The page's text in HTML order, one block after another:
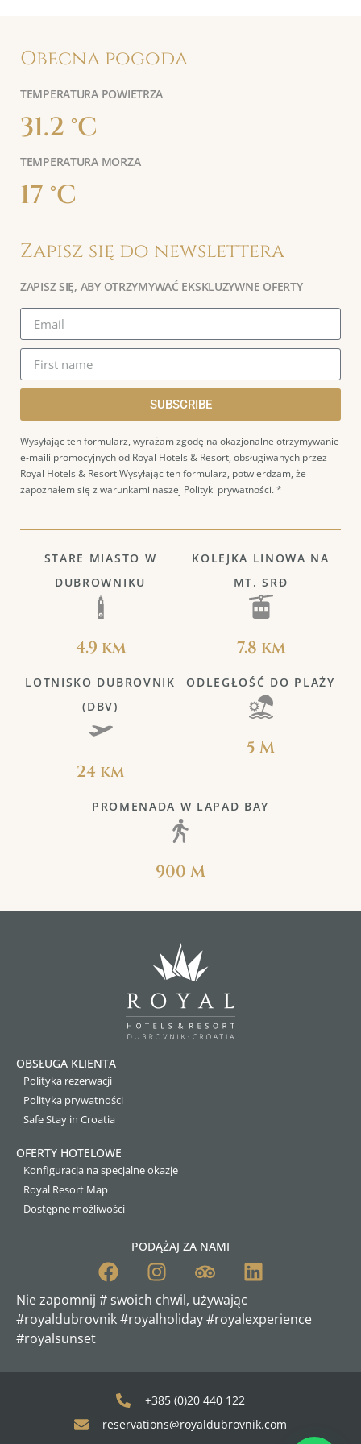
Obecna pogoda
TEMPERATURA POWIETRZA
31.2 °C
TEMPERATURA MORZA
17 °C
Zapisz się do newslettera
ZAPISZ SIĘ, ABY OTRZYMYWAĆ EKSKLUZYWNE OFERTY
SUBSCRIBE
Wysyłając ten formularz, wyrażam zgodę na okazjonalne otrzymywanie
e-maili promocyjnych od Royal Hotels & Resort, obsługiwanych przez
Royal Hotels & ResortWysyłając ten formularz, potwierdzam, że
zapoznałem się z warunkami naszej Polityki prywatności. *
STARE MIASTO W
DUBROWNIKU
4.9 km
KOLEJKA LINOWA NA
MT. SRĐ
7.8 km
LOTNISKO DUBROVNIK
(DBV)
24 km
ODLEGŁOŚĆ DO PLAŻY
5 M
PROMENADA W LAPAD BAY
900 M
OBSŁUGA KLIENTA
Polityka rezerwacji
Polityka prywatności
Safe Stay in Croatia
OFERTY HOTELOWE
Konfiguracja na specjalne okazje
Royal Resort Map
Dostępne możliwości
PODĄŻAJ ZA NAMI
Nie zapomnij # swoich chwil, używając
#royaldubrovnik #royalholiday#royalexperience
#royalsunset
+385 (0)20 440 122
reservations@royaldubrovnik.com